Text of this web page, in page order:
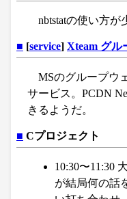
nbtstatの使い方が
■ [service] Xteam グル
MSのグループウ
サービス。PCDN
きるようだ。
■ Cプロジェクト
10:30〜11:30
が結局何の話